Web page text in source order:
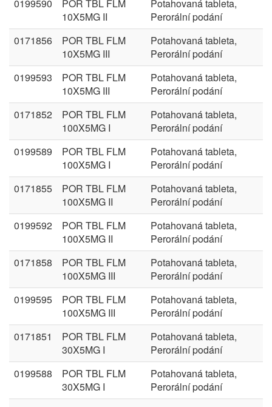
0199590
POR TBL FLM
10X5MG II
Potahovaná tableta,
Perorální podání
0171856
POR TBL FLM
10X5MG III
Potahovaná tableta,
Perorální podání
0199593
POR TBL FLM
10X5MG III
Potahovaná tableta,
Perorální podání
0171852
POR TBL FLM
100X5MG I
Potahovaná tableta,
Perorální podání
0199589
POR TBL FLM
100X5MG I
Potahovaná tableta,
Perorální podání
0171855
POR TBL FLM
100X5MG II
Potahovaná tableta,
Perorální podání
0199592
POR TBL FLM
100X5MG II
Potahovaná tableta,
Perorální podání
0171858
POR TBL FLM
100X5MG III
Potahovaná tableta,
Perorální podání
0199595
POR TBL FLM
100X5MG III
Potahovaná tableta,
Perorální podání
0171851
POR TBL FLM
30X5MG I
Potahovaná tableta,
Perorální podání
0199588
POR TBL FLM
30X5MG I
Potahovaná tableta,
Perorální podání